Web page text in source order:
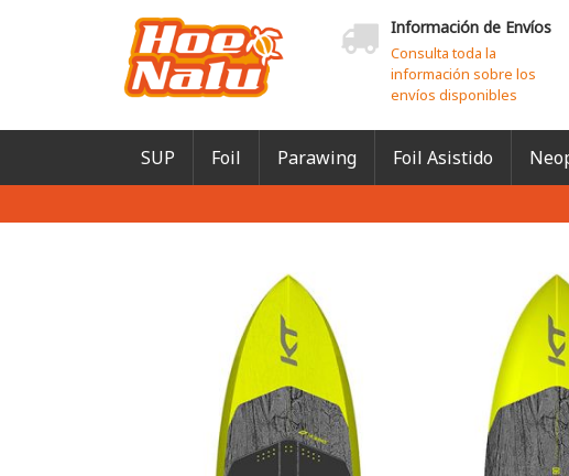
Información de Envíos
Consulta toda la
información sobre los
envíos disponibles
SUP Foil Parawing Foil Asistido